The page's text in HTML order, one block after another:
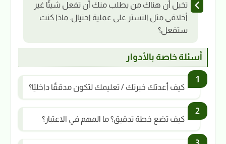
تخيل أن هناك من يطلب منك أن تفعل شيئًا غير
أخلاقي مثل التستر على عملية احتيال. ماذا كنت
ستفعل؟
أسئلة خاصة بالأدوار
كيف أعدتك خبرتك / تعليمك لتكون مدققًا داخليًا؟
كيف تضع خطة تدقيق؟ ما المهم في الاعتبار؟